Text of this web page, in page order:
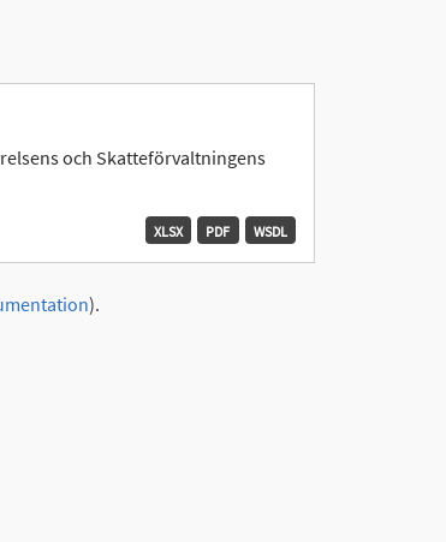
och Skatteförvaltningens
WSDL
PDF
XLSX
).